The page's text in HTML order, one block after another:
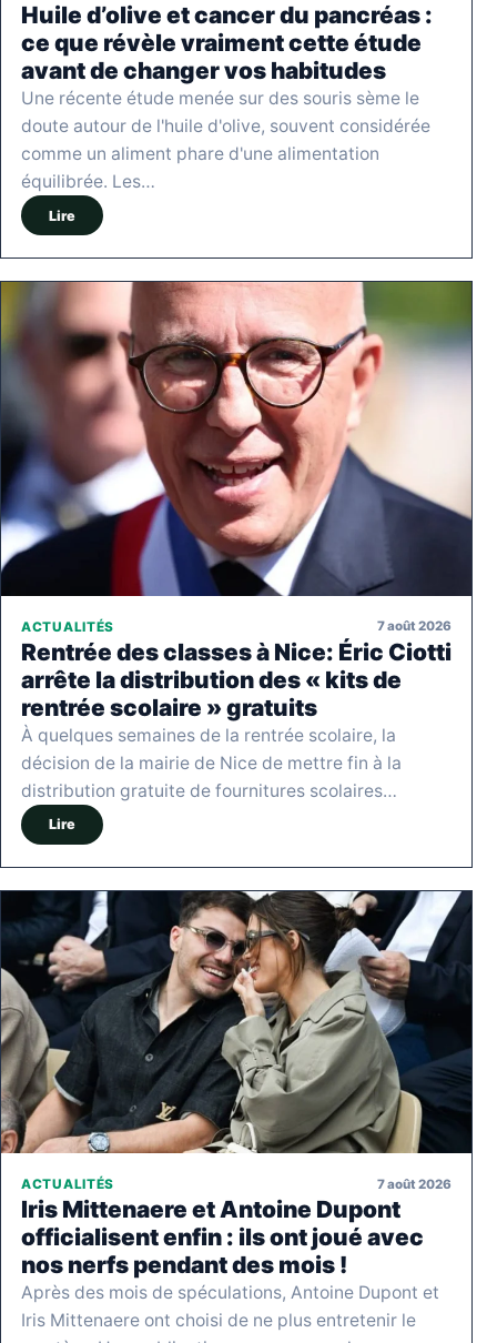
Huile d’olive et cancer du pancréas :
ce que révèle vraiment cette étude
avant de changer vos habitudes
Une récente étude menée sur des souris sème le
doute autour de l'huile d'olive, souvent considérée
comme un aliment phare d'une alimentation
équilibrée. Les…
Lire
ACTUALITÉS 7 août 2026
Rentrée des classes à Nice: Éric Ciotti
arrête la distribution des « kits de
rentrée scolaire » gratuits
À quelques semaines de la rentrée scolaire, la
décision de la mairie de Nice de mettre fin à la
distribution gratuite de fournitures scolaires…
Lire
ACTUALITÉS 7 août 2026
Iris Mittenaere et Antoine Dupont
officialisent enfin : ils ont joué avec
nos nerfs pendant des mois !
Après des mois de spéculations, Antoine Dupont et
Iris Mittenaere ont choisi de ne plus entretenir le